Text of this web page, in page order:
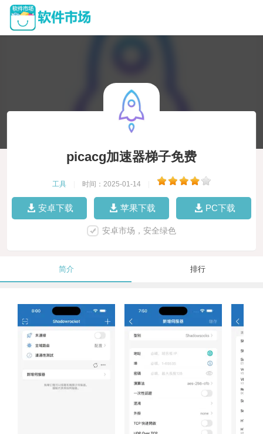
picacg加速器梯子免费
工具 时间：2025-01-14
安卓下载 苹果下载 PC下载
安卓市场，安全绿色
简介 排行